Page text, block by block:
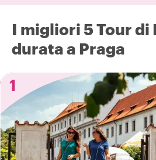
I migliori 5 Tour di
durata a Praga
1